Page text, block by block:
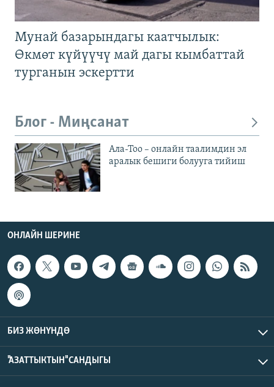
Мунай базарындагы каатчылык:
Өкмөт күйүүчү май дагы кымбаттай
турганын эскертти
Блог - Миңсанат
Ала-Тоо – онлайн таалимдин эл
аралык бешиги болууга тийиш
ОНЛАЙН ШЕРИНЕ
БИЗ ЖӨНҮНДӨ
"АЗАТТЫКТЫН" САНДЫГЫ